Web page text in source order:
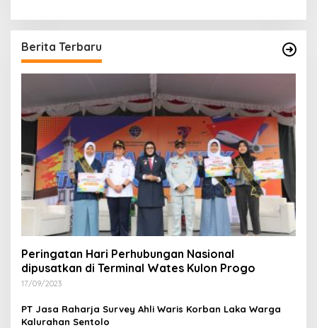
Berita Terbaru
Peringatan Hari Perhubungan Nasional
dipusatkan di Terminal Wates Kulon Progo
17/09/2023
PT Jasa Raharja Survey Ahli Waris Korban Laka Warga
Kalurahan Sentolo